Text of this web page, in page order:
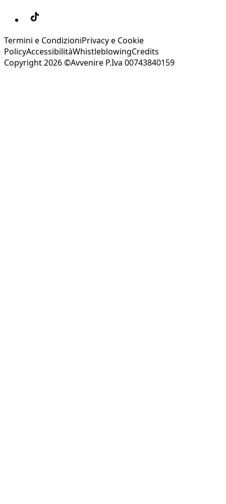
Termini e CondizioniPrivacy e Cookie
PolicyAccessibilitàWhistleblowingCredits
Copyright 2026 ©Avvenire P.Iva 00743840159